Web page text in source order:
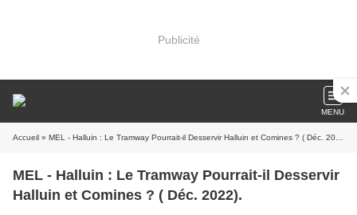
Publicité
MENU
Accueil » MEL - Halluin : Le Tramway Pourrait-il Desservir Halluin et Comines ? ( Déc. 2022).
MEL - Halluin : Le Tramway Pourrait-il Desservir
Halluin et Comines ? ( Déc. 2022).